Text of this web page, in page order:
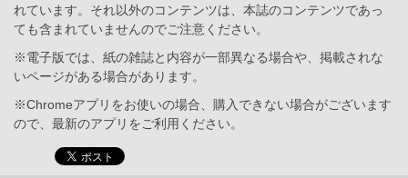
れています。それ以外のコンテンツは、本誌のコンテンツであっ
ても含まれていませんのでご注意ください。
※電子版では、紙の雑誌と内容が一部異なる場合や、掲載されな
いページがある場合があります。
※Chromeアプリをお使いの場合、購入できない場合がございます
ので、最新のアプリをご利用ください。